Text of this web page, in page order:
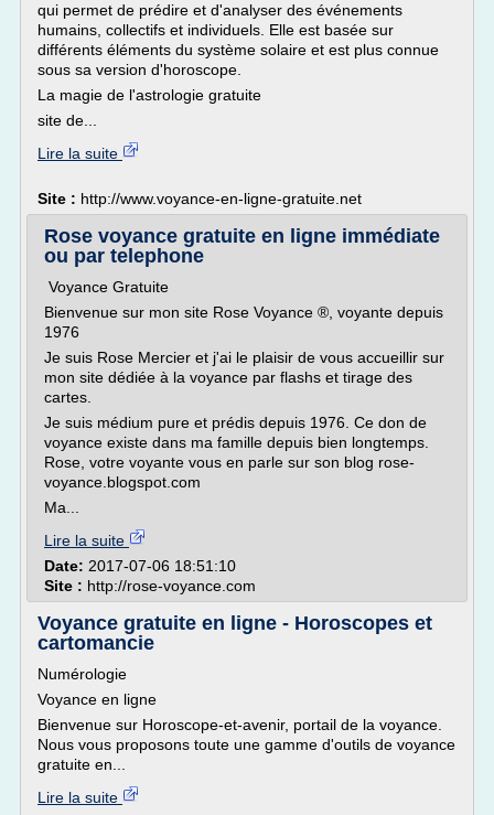
qui permet de prédire et d'analyser des événements
humains, collectifs et individuels. Elle est basée sur
différents éléments du système solaire et est plus connue
sous sa version d'horoscope.
La magie de l'astrologie gratuite
site de...
Lire la suite
Site : http://www.voyance-en-ligne-gratuite.net
Rose voyance gratuite en ligne immédiate
ou par telephone
Voyance Gratuite
Bienvenue sur mon site Rose Voyance ®, voyante depuis
1976
Je suis Rose Mercier et j'ai le plaisir de vous accueillir sur
mon site dédiée à la voyance par flashs et tirage des
cartes.
Je suis médium pure et prédis depuis 1976. Ce don de
voyance existe dans ma famille depuis bien longtemps.
Rose, votre voyante vous en parle sur son blog rose-
voyance.blogspot.com
Ma...
Lire la suite
Date: 2017-07-06 18:51:10
Site : http://rose-voyance.com
Voyance gratuite en ligne - Horoscopes et
cartomancie
Numérologie
Voyance en ligne
Bienvenue sur Horoscope-et-avenir, portail de la voyance.
Nous vous proposons toute une gamme d'outils de voyance
gratuite en...
Lire la suite